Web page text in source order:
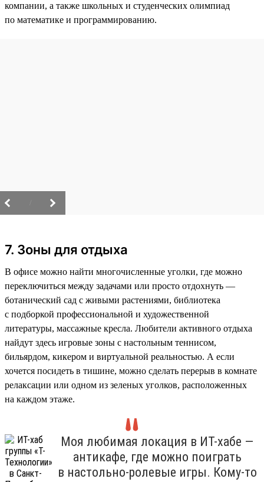
компании, а также школьных и студенческих олимпиад
по математике и программированию.
7. Зоны для отдыха
В офисе можно найти многочисленные уголки, где можно
переключиться между задачами или просто отдохнуть —
ботанический сад с живыми растениями, библиотека
с подборкой профессиональной и художественной
литературы, массажные кресла. Любители активного отдыха
найдут здесь игровые зоны с настольным теннисом,
бильярдом, кикером и виртуальной реальностью. А если
хочется посидеть в тишине, можно сделать перерыв в комнате
релаксации или одном из зеленых уголков, расположенных
на каждом этаже.
Моя любимая локация в ИТ-хабе —
антикафе, где можно поиграть
в настольно-ролевые игры. Кому-то